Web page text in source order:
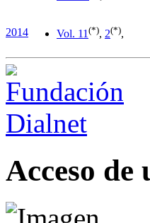
2014 Vol. 11 (*), 2(*),
Acceso de